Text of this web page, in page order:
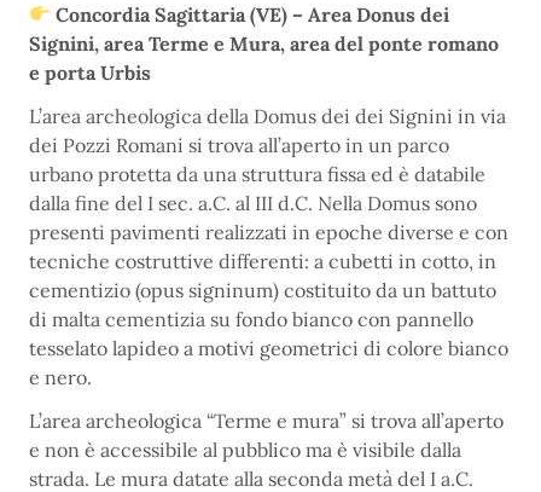
Concordia Sagittaria (VE) – Area Donus dei
Signini, area Terme e Mura, area del ponte romano
e porta Urbis
L’area archeologica della Domus dei dei Signini in via
dei Pozzi Romani si trova all’aperto in un parco
urbano protetta da una struttura fissa ed è databile
dalla fine del I sec. a.C. al III d.C. Nella Domus sono
presenti pavimenti realizzati in epoche diverse e con
tecniche costruttive differenti: a cubetti in cotto, in
cementizio (opus signinum) costituito da un battuto
di malta cementizia su fondo bianco con pannello
tesselato lapideo a motivi geometrici di colore bianco
e nero.
L’area archeologica “Terme e mura” si trova all’aperto
e non è accessibile al pubblico ma è visibile dalla
strada. Le mura datate alla seconda metà del I a.C.